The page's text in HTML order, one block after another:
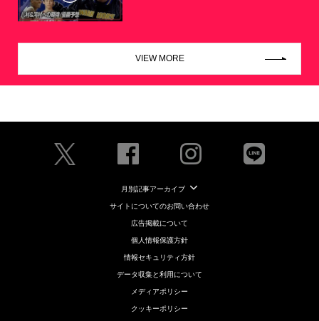
VIEW MORE
月別記事アーカイブ
サイトについてのお問い合わせ
広告掲載について
個人情報保護方針
情報セキュリティ方針
データ収集と利用について
メディアポリシー
クッキーポリシー